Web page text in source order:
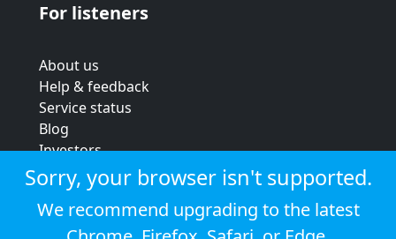
For listeners
About us
Help & feedback
Service status
Blog
Investors
Strategic review
Terms & conditions
Privacy policy
Cookie policy
Sorry, your browser isn't supported.
We recommend upgrading to the latest